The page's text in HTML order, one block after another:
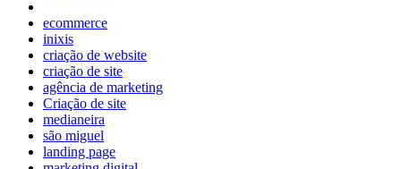
ecommerce
inixis
criação de website
criação de site
agência de marketing
Criação de site
medianeira
são miguel
landing page